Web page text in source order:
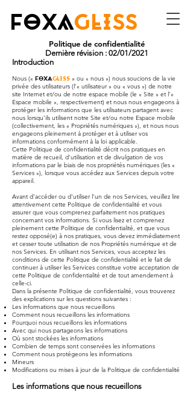
FOXAGLISS
Politique de confidentialité
Dernière révision : 02/01/2021
Introduction
Nous (« FOXAGLISS » ou « nous ») nous soucions de la vie
privée des utilisateurs (l’« utilisateur » ou « vous ») de notre
site Internet et/ou de notre espace mobile (le « Site » et l’«
Espace mobile », respectivement) et nous nous engageons à
protéger les informations que les utilisateurs partagent avec
nous lorsqu’ils utilisent notre Site et/ou notre Espace mobile
(collectivement, les « Propriétés numériques »), et nous nous
engageons pleinement à protéger et à utiliser vos
informations conformément à la loi applicable.
Cette Politique de confidentialité décrit nos pratiques en
matière de recueil, d'utilisation et de divulgation de vos
informations par le biais de nos propriétés numériques (les «
Services »), lorsque vous accédez aux Services depuis votre
appareil.
Avant d'accéder ou d'utiliser l'un de nos Services, veuillez lire
attentivement cette Politique de confidentialité et vous
assurer que vous comprenez parfaitement nos pratiques
concernant vos informations. Si vous lisez et comprenez
pleinement cette Politique de confidentialité, et que vous
restez opposé(e) à nos pratiques, vous devez immédiatement
et cesser toute utilisation de nos Propriétés numérique et de
nos Services. En utilisant nos Services, vous acceptez les
conditions de cette Politique de confidentialité et le fait de
continuer à utiliser les Services constitue votre acceptation de
cette Politique de confidentialité et de tout amendement à
celle-ci.
Dans la présente Politique de confidentialité, vous trouverez
des explications sur les questions suivantes :
Les informations que nous recueillons
Comment nous recueillons les informations
Pourquoi nous recueillons les informations
Avec qui nous partageons les informations
Où sont stockées les informations
Combien de temps sont conservées les informations
Comment nous protégeons les informations
Mineurs
Modifications ou mises à jour de la Politique de confidentialité
Les informations que nous recueillons